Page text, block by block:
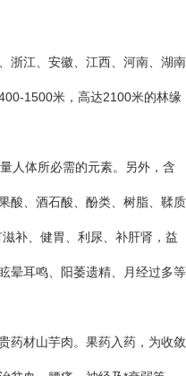
浙江、安徽、江西、河南、湖南
1500米，高达2100米的林缘
人体所必需的元素。另外，含
酸、酒石酸、酚类、树脂、鞣质
补、健胃、利尿、补肝肾，益
晕耳鸣、阳萎遗精、月经过多等
药材山芋肉。果药入药，为收敛